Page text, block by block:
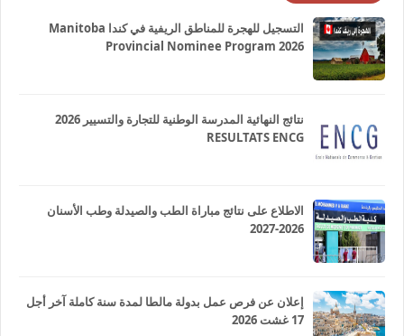
التسجيل للهجرة للمناطق الريفية في كندا Manitoba
Provincial Nominee Program 2026
نتائج النهائية المدرسة الوطنية للتجارة والتسيير 2026
RESULTATS ENCG
الاطلاع على نتائج مباراة الطب والصيدلة وطب الأسنان
2026-2027
إعلان عن فرص عمل بدولة مالطا لمدة سنة كاملة آخر أجل
17 غشت 2026